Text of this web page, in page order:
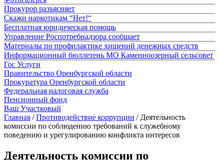
Прокурор разъясняет
Скажи наркотикам “Нет!“
Бесплатная юридическая помощь
Управление Роспотребнадзора сообщает
Материалы по профилактике хищений денежных средств
Информационный бюллетень МО Каменноозерный сельсовет
Гос Услуги
Правительство Оренбургской области
Прокуратура Оренбургской области
Федеральная налоговая служба
Пенсионный фонд
Ваш Участковый
Главная /Противодействие коррупции / Деятельность
комиссии по соблюдению требований к служебному
поведению и урегулированию конфликта интересов
Деятельность комиссии по